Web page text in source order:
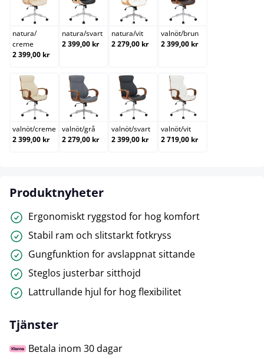
natura/creme
natura/
creme
2 399,00 kr
natura/svart
natura/svart
2 399,00 kr
natura/vit
natura/vit
2 279,00 kr
valnöt/brun
valnöt/brun
2 399,00 kr
valnöt/creme
valnöt/creme
2 399,00 kr
valnöt/grå
valnöt/grå
2 279,00 kr
valnöt/svart
valnöt/svart
2 399,00 kr
valnöt/vit
valnöt/vit
2 719,00 kr
Produktnyheter
Ergonomiskt ryggstod for hog komfort
Stabil ram och slitstarkt fotkryss
Gungfunktion for avslappnat sittande
Steglos justerbar sitthojd
Lattrullande hjul for hog flexibilitet
Tjänster
Betala inom 30 dagar